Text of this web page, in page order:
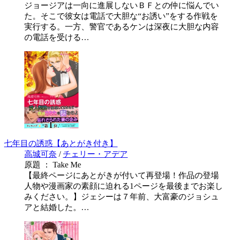
ジョージアは一向に進展しないＢＦとの仲に悩んでい
た。そこで彼女は電話で大胆な“お誘い”をする作戦を
実行する。一方、警官であるケンは深夜に大胆な内容
の電話を受ける…
七年目の誘惑【あとがき付き】
高城可奈 /チェリー・アデア
原題 ： Take Me
【最終ページにあとがきが付いて再登場！作品の登場
人物や漫画家の素顔に迫れる1ページを最後までお楽し
みください。】ジェシーは７年前、大富豪のジョシュ
アと結婚した。…